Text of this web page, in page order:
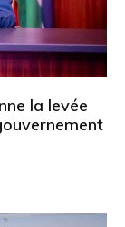
la levée